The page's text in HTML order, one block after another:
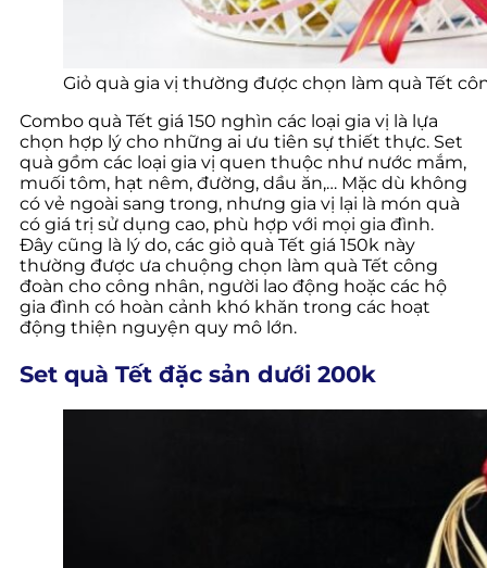
Giỏ quà gia vị thường được chọn làm quà Tết
Combo quà Tết giá 150 nghìn các loại gia vị là lựa
chọn hợp lý cho những ai ưu tiên sự thiết thực. Set
quà gồm các loại gia vị quen thuộc như nước mắm,
muối tôm, hạt nêm, đường, dầu ăn,… Mặc dù không
có vẻ ngoài sang trong, nhưng gia vị lại là món quà
có giá trị sử dụng cao, phù hợp với mọi gia đình.
Đây cũng là lý do, các giỏ quà Tết giá 150k này
thường được ưa chuộng chọn làm quà Tết công
đoàn cho công nhân, người lao động hoặc các hộ
gia đình có hoàn cảnh khó khăn trong các hoạt
động thiện nguyện quy mô lớn.
Set quà Tết đặc sản dưới 200k